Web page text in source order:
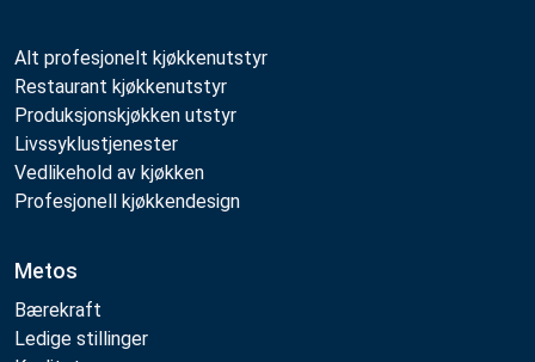
Alt profesjonelt kjøkkenutstyr
Restaurant kjøkkenutstyr
Produksjonskjøkken utstyr
Livssyklustjenester
Vedlikehold av kjøkken
Profesjonell kjøkkendesign
Metos
Bærekraft
Ledige stillinger